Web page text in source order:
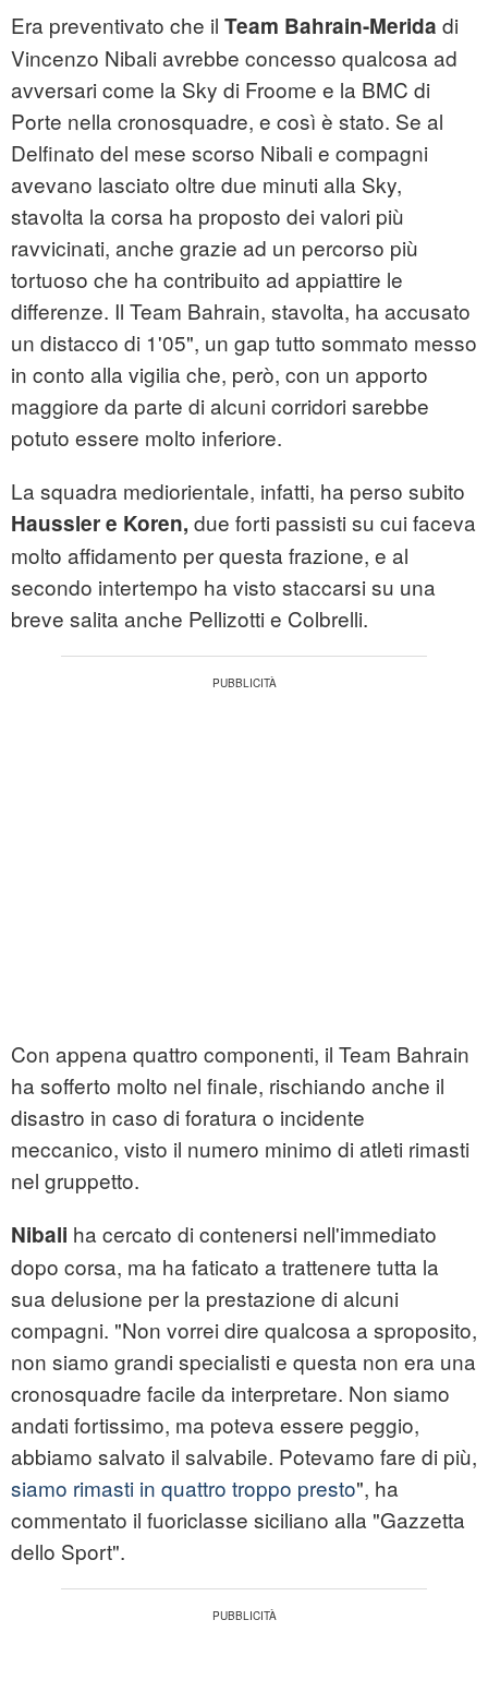
Era preventivato che il Team Bahrain-Merida di
Vincenzo Nibali avrebbe concesso qualcosa ad
avversari come la Sky di Froome e la BMC di
Porte nella cronosquadre, e così è stato. Se al
Delfinato del mese scorso Nibali e compagni
avevano lasciato oltre due minuti alla Sky,
stavolta la corsa ha proposto dei valori più
ravvicinati, anche grazie ad un percorso più
tortuoso che ha contribuito ad appiattire le
differenze. Il Team Bahrain, stavolta, ha accusato
un distacco di 1'05", un gap tutto sommato messo
in conto alla vigilia che, però, con un apporto
maggiore da parte di alcuni corridori sarebbe
potuto essere molto inferiore.
La squadra mediorientale, infatti, ha perso subito
Haussler e Koren, due forti passisti su cui faceva
molto affidamento per questa frazione, e al
secondo intertempo ha visto staccarsi su una
breve salita anche Pellizotti e Colbrelli.
Con appena quattro componenti, il Team Bahrain
ha sofferto molto nel finale, rischiando anche il
disastro in caso di foratura o incidente
meccanico, visto il numero minimo di atleti rimasti
nel gruppetto.
Nibali ha cercato di contenersi nell'immediato
dopo corsa, ma ha faticato a trattenere tutta la
sua delusione per la prestazione di alcuni
compagni. "Non vorrei dire qualcosa a sproposito,
non siamo grandi specialisti e questa non era una
cronosquadre facile da interpretare. Non siamo
andati fortissimo, ma poteva essere peggio,
abbiamo salvato il salvabile. Potevamo fare di più,
siamo rimasti in quattro troppo presto", ha
commentato il fuoriclasse siciliano alla "Gazzetta
dello Sport".